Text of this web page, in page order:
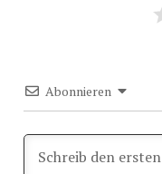
Abonnieren